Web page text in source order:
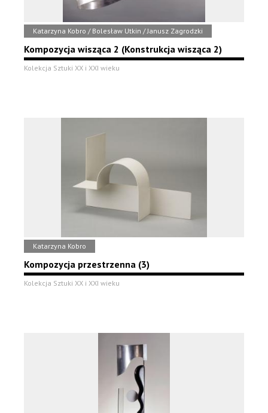
Katarzyna Kobro / Bolesław Utkin / Janusz Zagrodzki
Kompozycja wisząca 2 (Konstrukcja wisząca 2)
Kolekcja Sztuki XX i XXI wieku
Katarzyna Kobro
Kompozycja przestrzenna (3)
Kolekcja Sztuki XX i XXI wieku